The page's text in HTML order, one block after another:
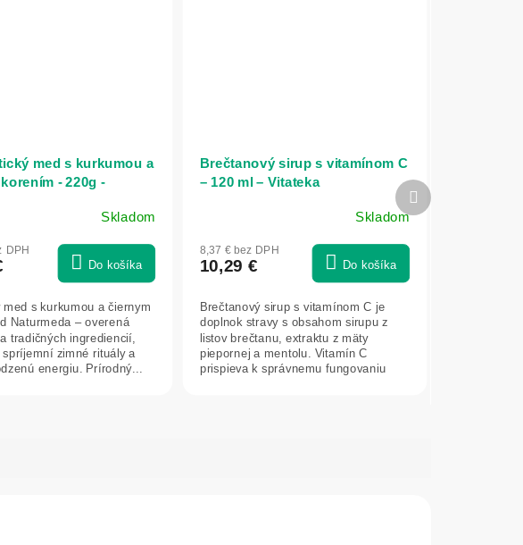
med s kurkumou a
- 220g -
Skladom
DPH
Do košíka
med s kurkumou a čiernym
Naturmeda – overená
tradičných ingrediencií,
spríjemní zimné rituály a
energiu. Prírodný...
Brečtanový sirup s vitamínom C
– 120 ml – Vitateka
Skladom
8,37 € bez DPH
10,29 € Do košíka
Brečtanový sirup s vitamínom C je
doplnok stravy s obsahom sirupu z
listov brečtanu, extraktu z mäty
piepornej a mentolu. Vitamín C
prispieva k správnemu fungovaniu
Ďalší
produkt